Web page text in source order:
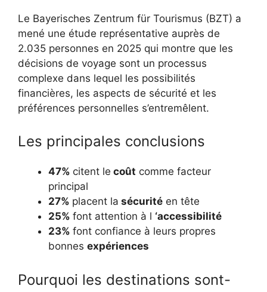
Le Bayerisches Zentrum für Tourismus (BZT) a
mené une étude représentative auprès de
2.035 personnes en 2025 qui montre que les
décisions de voyage sont un processus
complexe dans lequel les possibilités
financières, les aspects de sécurité et les
préférences personnelles s’entremêlent.
Les principales conclusions
47% citent le coût comme facteur
principal
27% placent la sécurité en tête
25% font attention à l ‘accessibilité
23% font confiance à leurs propres
bonnes expériences
Pourquoi les destinations sont-